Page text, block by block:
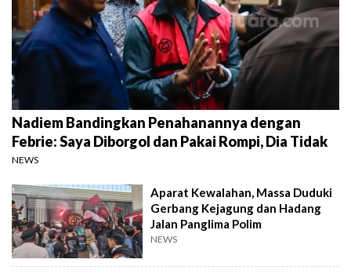
Nadiem Bandingkan Penahanannya dengan
Febrie: Saya Diborgol dan Pakai Rompi, Dia Tidak
NEWS
Aparat Kewalahan, Massa Duduki
Gerbang Kejagung dan Hadang
Jalan Panglima Polim
NEWS